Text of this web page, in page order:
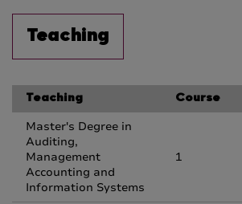
Teaching
Teaching Course
Master's Degree in
Auditing,
Management
Accounting and
Information Systems
1